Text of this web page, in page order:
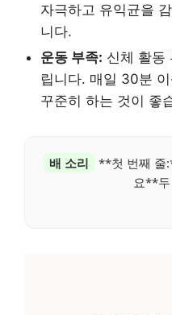
자극하고 유익균을
니다.
운동 부족: 신체 활동
립니다. 매일 30분
꾸준히 하는 것이 좋
배 소리
**첫 번째 줄
요**